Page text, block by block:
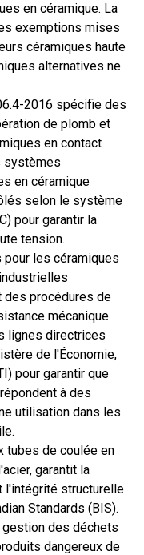
en céramique. La
exemptions mises
céramiques haute
alternatives ne
2016 spécifie des
de plomb et
en contact
systèmes
en céramique
selon le système
pour garantir la
tension.
les céramiques
des procédures de
mécanique
lignes directrices
de l'Économie,
pour garantir que
à des
utilisation dans les
tubes de coulée en
garantit la
l'intégrité structurelle
Standards (BIS).
des déchets
dangereux de